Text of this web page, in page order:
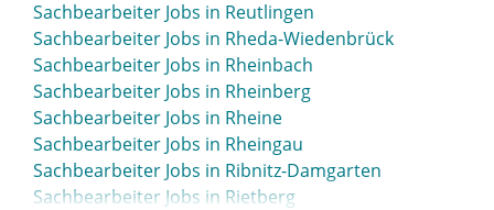
Sachbearbeiter Jobs in Reutlingen
Sachbearbeiter Jobs in Rheda-Wiedenbrück
Sachbearbeiter Jobs in Rheinbach
Sachbearbeiter Jobs in Rheinberg
Sachbearbeiter Jobs in Rheine
Sachbearbeiter Jobs in Rheingau
Sachbearbeiter Jobs in Ribnitz-Damgarten
Sachbearbeiter Jobs in Rietberg